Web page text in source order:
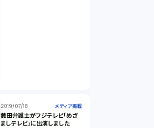
2019/07/18 メディア掲載
藪田弁護士がフジテレビ「めざ
ましテレビ」に出演しました